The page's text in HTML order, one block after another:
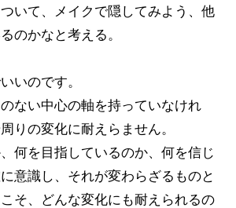
いて、メイクで隠してみよう、他
のかなと考える。
いのです。​
ない中心の軸を持っていなけれ
りの変化に耐えらません。​
何を目指しているのか、何を信じ
意識し、​それが変わらざるものと
そ、どんな変化にも耐えられるの